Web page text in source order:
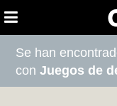
Se han
conJuegos de